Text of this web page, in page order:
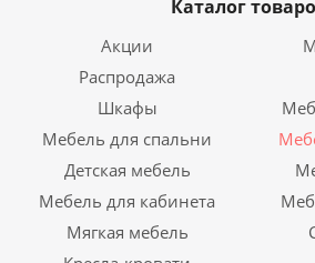
Каталог
Акции
Распродажа
Шкафы
Мебель для спальни
Детская мебель
Мебель для кабинета
Мягкая мебель